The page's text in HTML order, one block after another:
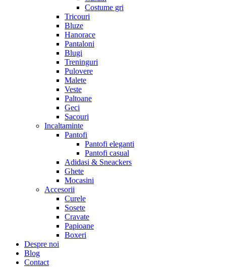
Costume gri
Tricouri
Bluze
Hanorace
Pantaloni
Blugi
Treninguri
Pulovere
Malete
Veste
Paltoane
Geci
Sacouri
Incaltaminte
Pantofi
Pantofi eleganti
Pantofi casual
Adidasi & Sneackers
Ghete
Mocasini
Accesorii
Curele
Sosete
Cravate
Papioane
Boxeri
Despre noi
Blog
Contact